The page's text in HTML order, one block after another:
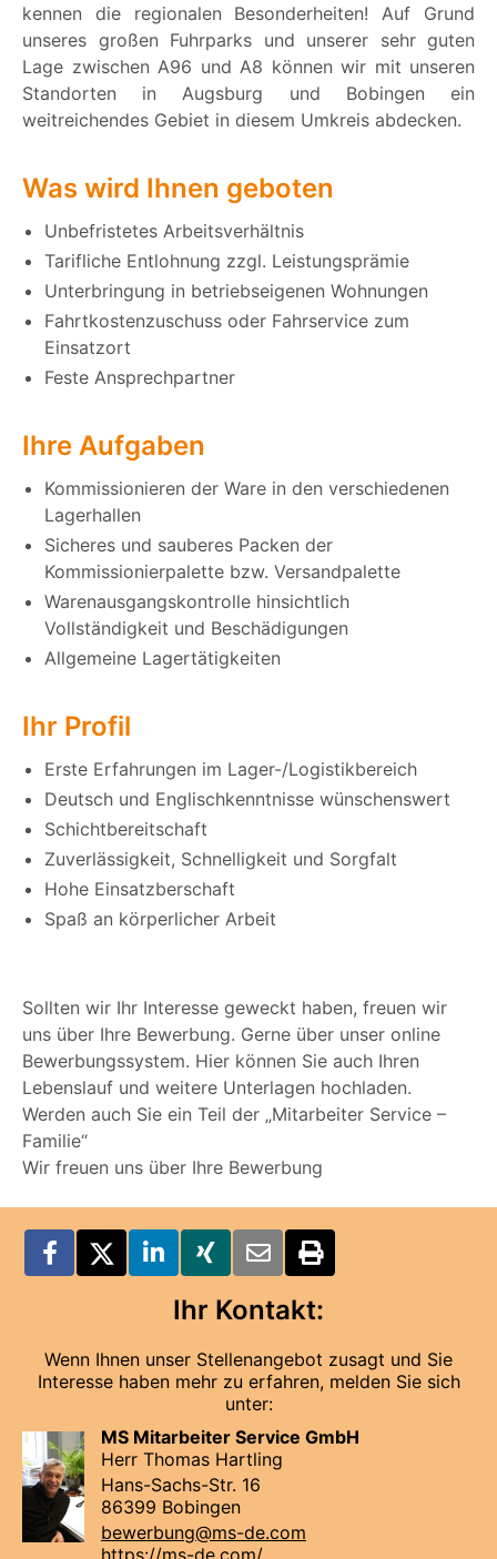
kennen die regionalen Besonderheiten! Auf Grund
unseres großen Fuhrparks und unserer sehr guten
Lage zwischen A96 und A8 können wir mit unseren
Standorten in Augsburg und Bobingen ein
weitreichendes Gebiet in diesem Umkreis abdecken.
Was wird Ihnen geboten
Unbefristetes Arbeitsverhältnis
Tarifliche Entlohnung zzgl. Leistungsprämie
Unterbringung in betriebseigenen Wohnungen
Fahrtkostenzuschuss oder Fahrservice zum
Einsatzort
Feste Ansprechpartner
Ihre Aufgaben
Kommissionieren der Ware in den verschiedenen
Lagerhallen
Sicheres und sauberes Packen der
Kommissionierpalette bzw. Versandpalette
Warenausgangskontrolle hinsichtlich
Vollständigkeit und Beschädigungen
Allgemeine Lagertätigkeiten
Ihr Profil
Erste Erfahrungen im Lager-/Logistikbereich
Deutsch und Englischkenntnisse wünschenswert
Schichtbereitschaft
Zuverlässigkeit, Schnelligkeit und Sorgfalt
Hohe Einsatzberschaft
Spaß an körperlicher Arbeit
Sollten wir Ihr Interesse geweckt haben, freuen wir
uns über Ihre Bewerbung. Gerne über unser online
Bewerbungssystem. Hier können Sie auch Ihren
Lebenslauf und weitere Unterlagen hochladen.
Werden auch Sie ein Teil der „Mitarbeiter Service –
Familie“
Wir freuen uns über Ihre Bewerbung
Ihr Kontakt:
Wenn Ihnen unser Stellenangebot zusagt und Sie
Interesse haben mehr zu erfahren, melden Sie sich
unter:
MS Mitarbeiter Service GmbH
Herr Thomas Hartling
Hans-Sachs-Str. 16
86399 Bobingen
bewerbung@ms-de.com
https://ms-de.com/